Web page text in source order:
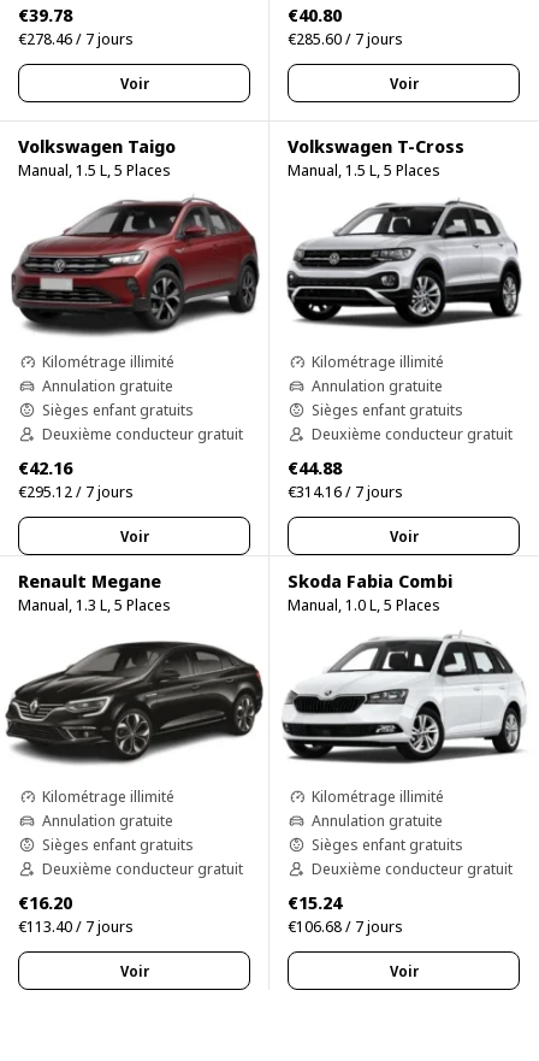
€39.78
€278.46 / 7 jours
Voir
€40.80
€285.60 / 7 jours
Voir
Volkswagen Taigo
Manual, 1.5 L, 5 Places
Kilométrage illimité
Annulation gratuite
Sièges enfant gratuits
Deuxième conducteur gratuit
€42.16
€295.12 / 7 jours
Voir
Volkswagen T-Cross
Manual, 1.5 L, 5 Places
Kilométrage illimité
Annulation gratuite
Sièges enfant gratuits
Deuxième conducteur gratuit
€44.88
€314.16 / 7 jours
Voir
Renault Megane
Manual, 1.3 L, 5 Places
Kilométrage illimité
Annulation gratuite
Sièges enfant gratuits
Deuxième conducteur gratuit
€16.20
€113.40 / 7 jours
Voir
Skoda Fabia Combi
Manual, 1.0 L, 5 Places
Kilométrage illimité
Annulation gratuite
Sièges enfant gratuits
Deuxième conducteur gratuit
€15.24
€106.68 / 7 jours
Voir